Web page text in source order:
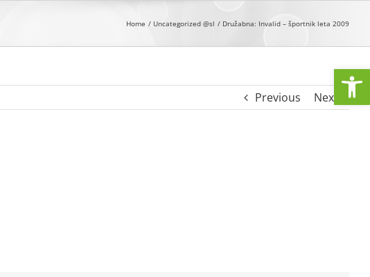
Home Uncategorized @sl Družabna: Invalid – športnik leta 2009
Previous Next